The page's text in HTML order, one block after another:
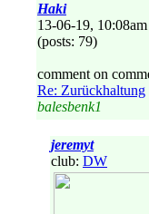
Haki
13-06-19, 10:08am
(posts: 79)
comment on
Re: Zurückhaltung
balesbenk1
jeremyt
club: DW